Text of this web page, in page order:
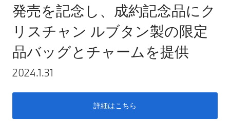
発売を記念し、成約記念品にク
リスチャン ルブタン製の限定
品バッグとチャームを提供
2024.1.31
詳細はこちら